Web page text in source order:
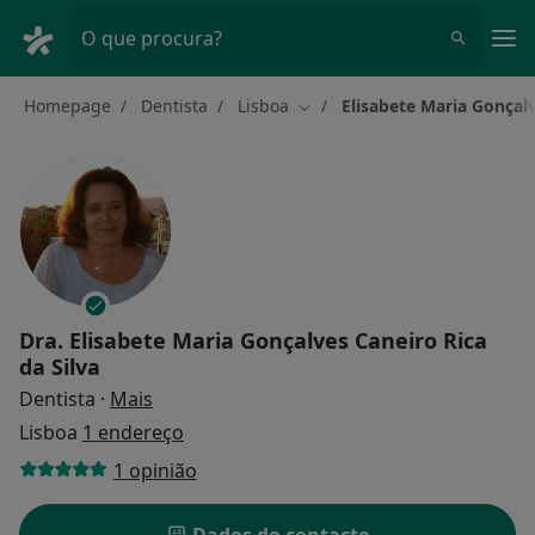
O que procura?
Homepage Dentista Lisboa Mudar de cidade
Elisabete Maria
Dra. Elisabete Maria Gonçalves Caneiro Rica
da Silva
Dentista · Mais
Lisboa 1 endereço
1 opinião